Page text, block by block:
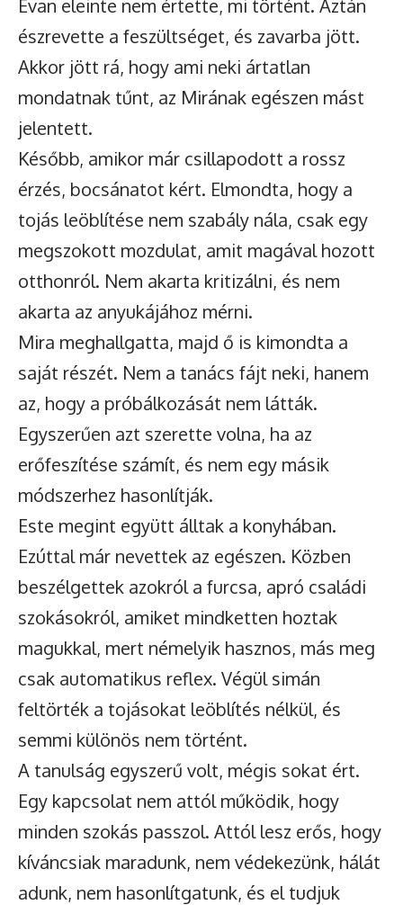
Evan eleinte nem értette, mi történt. Aztán
észrevette a feszültséget, és zavarba jött.
Akkor jött rá, hogy ami neki ártatlan
mondatnak tűnt, az Mirának egészen mást
jelentett.
Később, amikor már csillapodott a rossz
érzés, bocsánatot kért. Elmondta, hogy a
tojás leöblítése nem szabály nála, csak egy
megszokott mozdulat, amit magával hozott
otthonról. Nem akarta kritizálni, és nem
akarta az anyukájához mérni.
Mira meghallgatta, majd ő is kimondta a
saját részét. Nem a tanács fájt neki, hanem
az, hogy a próbálkozását nem látták.
Egyszerűen azt szerette volna, ha az
erőfeszítése számít, és nem egy másik
módszerhez hasonlítják.
Este megint együtt álltak a konyhában.
Ezúttal már nevettek az egészen. Közben
beszélgettek azokról a furcsa, apró családi
szokásokról, amiket mindketten hoztak
magukkal, mert némelyik hasznos, más meg
csak automatikus reflex. Végül simán
feltörték a tojásokat leöblítés nélkül, és
semmi különös nem történt.
A tanulság egyszerű volt, mégis sokat ért.
Egy kapcsolat nem attól működik, hogy
minden szokás passzol. Attól lesz erős, hogy
kíváncsiak maradunk, nem védekezünk, hálát
adunk, nem hasonlítgatunk, és el tudjuk